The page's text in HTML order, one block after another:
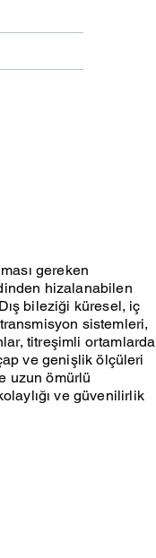
gereken
hizalanabilen
bileziği küresel, iç
sistemleri,
titreşimli ortamlarda
ve genişlik ölçüleri
uzun ömürlü
ve güvenilirlik